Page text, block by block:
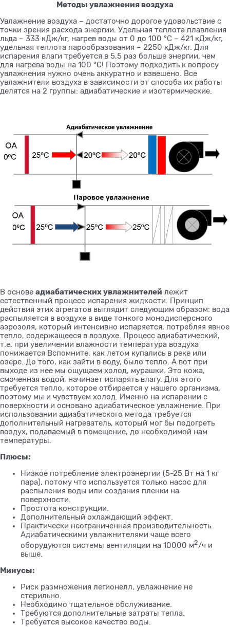
Методы увлажнения воздуха
Увлажнение воздуха – достаточно дорогое удовольствие с
точки зрения расхода энергии. Удельная теплота плавления
льда – 333 кДж/кг, нагрев воды от 0 до 100 °С – 421 кДж/кг,
удельная теплота парообразования – 2250 кДж/кг. Для
испарения влаги требуется в 5,5 раз больше энергии, чем
для нагрева воды на 100 °С! Поэтому подходить к вопросу
увлажнения нужно очень аккуратно и взвешено. Все
увлажнители воздуха в зависимости от способа их работы
делятся на 2 группы: адиабатические и изотермические.
В основе адиабатических увлажнителей лежит
естественный процесс испарения жидкости. Принцип
действия этих агрегатов выглядит следующим образом: вода
распыляется в воздухе в виде тонкого монодисперсного
аэрозоля, который интенсивно испаряется, потребляя явное
тепло, содержащееся в воздухе. Процесс адиабатический,
т.е. при увеличении влажности температура воздуха
понижается Вспомните, как летом купались в реке или
озере. До того, как зайти в воду, было тепло. А вот при
выходе из нее мы ощущаем холод, мурашки. Это кожа,
смоченная водой, начинает испарять влагу. Для этого
требуется тепло, которое отбирается у нашего организма,
поэтому мы и чувствуем холод. Именно на испарении с
поверхности и основано адиабатическое увлажнение. При
использовании адиабатического метода требуется
дополнительный нагреватель, который мог бы подогреть
воздух, подаваемый в помещение, до необходимой нам
температуры.
Плюсы:
Низкое потребление электроэнергии (5-25 Вт на 1 кг
пара), потому что используется только насос для
распыления воды или создания пленки на
поверхности.
Простота конструкции.
Дополнительный охлаждающий эффект.
Практически неограниченная производительность.
Адиабатическими увлажнителями чаще всего
оборудуются системы вентиляции на 10000 м2/ч и
выше.
Минусы:
Риск размножения легионелл, увлажнение не
стерильно.
Необходимо тщательное обслуживание.
Требуются дополнительные затраты тепла.
Требуется высокое качество воды.